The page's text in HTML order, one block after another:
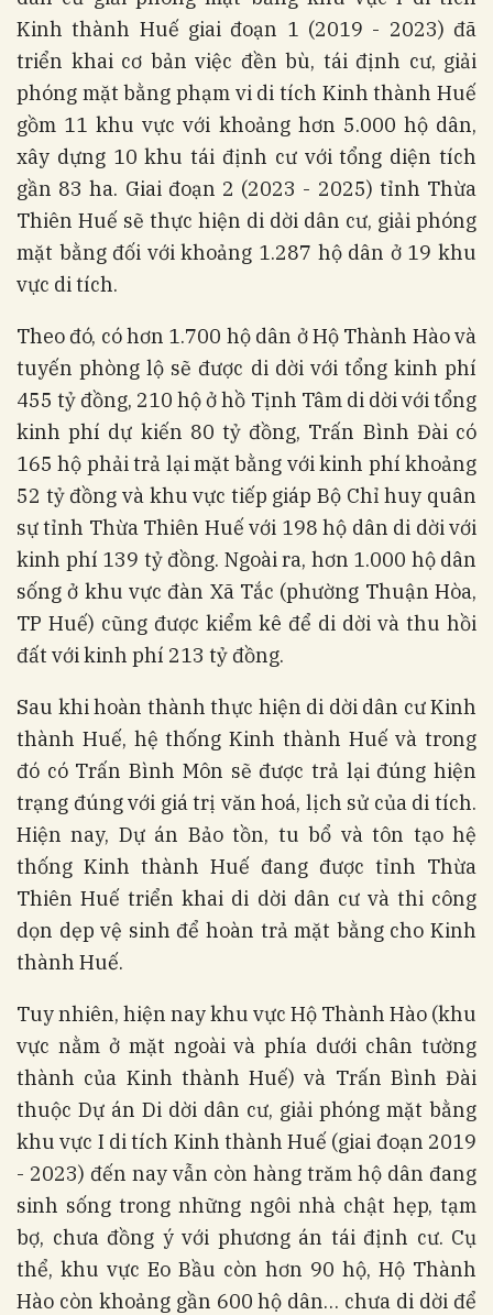
Kinh thành Huế giai đoạn 1 (2019 - 2023) đã
triển khai cơ bản việc đền bù, tái định cư, giải
phóng mặt bằng phạm vi di tích Kinh thành Huế
gồm 11 khu vực với khoảng hơn 5.000 hộ dân,
xây dựng 10 khu tái định cư với tổng diện tích
gần 83 ha. Giai đoạn 2 (2023 - 2025) tỉnh Thừa
Thiên Huế sẽ thực hiện di dời dân cư, giải phóng
mặt bằng đối với khoảng 1.287 hộ dân ở 19 khu
vực di tích.
Theo đó, có hơn 1.700 hộ dân ở Hộ Thành Hào và
tuyến phòng lộ sẽ được di dời với tổng kinh phí
455 tỷ đồng, 210 hộ ở hồ Tịnh Tâm di dời với tổng
kinh phí dự kiến 80 tỷ đồng, Trấn Bình Đài có
165 hộ phải trả lại mặt bằng với kinh phí khoảng
52 tỷ đồng và khu vực tiếp giáp Bộ Chỉ huy quân
sự tỉnh Thừa Thiên Huế với 198 hộ dân di dời với
kinh phí 139 tỷ đồng. Ngoài ra, hơn 1.000 hộ dân
sống ở khu vực đàn Xã Tắc (phường Thuận Hòa,
TP Huế) cũng được kiểm kê để di dời và thu hồi
đất với kinh phí 213 tỷ đồng.
Sau khi hoàn thành thực hiện di dời dân cư Kinh
thành Huế, hệ thống Kinh thành Huế và trong
đó có Trấn Bình Môn sẽ được trả lại đúng hiện
trạng đúng với giá trị văn hoá, lịch sử của di tích.
Hiện nay, Dự án Bảo tồn, tu bổ và tôn tạo hệ
thống Kinh thành Huế đang được tỉnh Thừa
Thiên Huế triển khai di dời dân cư và thi công
dọn dẹp vệ sinh để hoàn trả mặt bằng cho Kinh
thành Huế.
Tuy nhiên, hiện nay khu vực Hộ Thành Hào (khu
vực nằm ở mặt ngoài và phía dưới chân tường
thành của Kinh thành Huế) và Trấn Bình Đài
thuộc Dự án Di dời dân cư, giải phóng mặt bằng
khu vực I di tích Kinh thành Huế (giai đoạn 2019
- 2023) đến nay vẫn còn hàng trăm hộ dân đang
sinh sống trong những ngôi nhà chật hẹp, tạm
bợ, chưa đồng ý với phương án tái định cư. Cụ
thể, khu vực Eo Bầu còn hơn 90 hộ, Hộ Thành
Hào còn khoảng gần 600 hộ dân… chưa di dời để